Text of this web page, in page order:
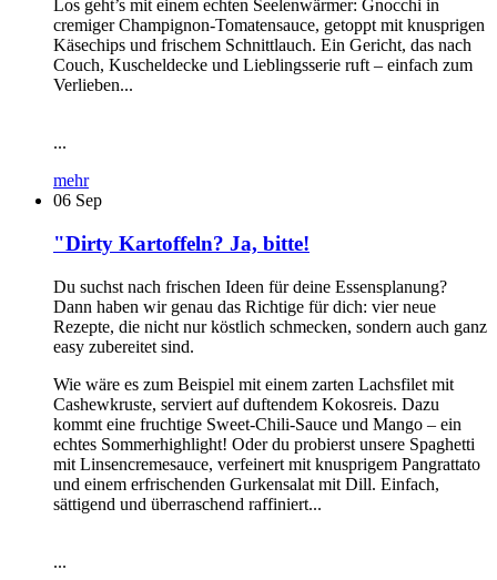
Los geht’s mit einem echten Seelenwärmer: Gnocchi in
cremiger Champignon-Tomatensauce, getoppt mit knusprigen
Käsechips und frischem Schnittlauch. Ein Gericht, das nach
Couch, Kuscheldecke und Lieblingsserie ruft – einfach zum
Verlieben...
...
mehr
06 Sep
"Dirty Kartoffeln? Ja, bitte!
Du suchst nach frischen Ideen für deine Essensplanung?
Dann haben wir genau das Richtige für dich: vier neue
Rezepte, die nicht nur köstlich schmecken, sondern auch ganz
easy zubereitet sind.
Wie wäre es zum Beispiel mit einem zarten Lachsfilet mit
Cashewkruste, serviert auf duftendem Kokosreis. Dazu
kommt eine fruchtige Sweet-Chili-Sauce und Mango – ein
echtes Sommerhighlight! Oder du probierst unsere Spaghetti
mit Linsencremesauce, verfeinert mit knusprigem Pangrattato
und einem erfrischenden Gurkensalat mit Dill. Einfach,
sättigend und überraschend raffiniert...
...